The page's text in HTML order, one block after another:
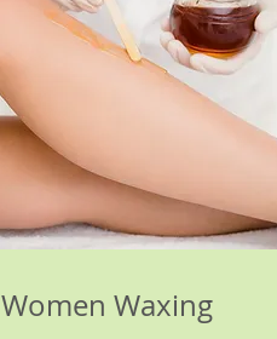
Women Waxing